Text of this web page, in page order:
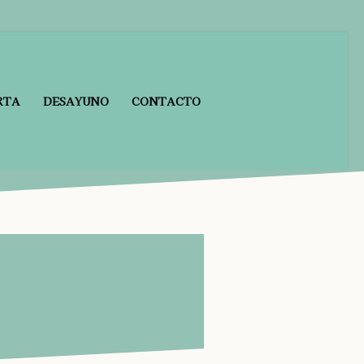
DESAYUNO CONTACTO